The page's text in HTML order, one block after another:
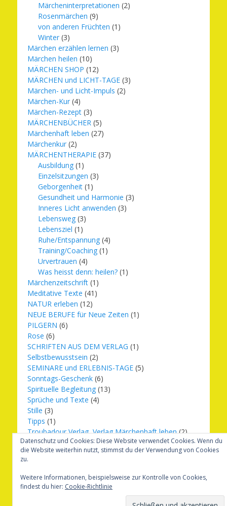
Märcheninterpretationen (2)
Rosenmärchen (9)
von anderen Früchten (1)
Winter (3)
Märchen erzählen lernen (3)
Märchen heilen (10)
MÄRCHEN SHOP (12)
MÄRCHEN und LICHT-TAGE (3)
Märchen- und Licht-Impuls (2)
Märchen-Kur (4)
Märchen-Rezept (3)
MÄRCHENBÜCHER (5)
Märchenhaft leben (27)
Märchenkur (2)
MÄRCHENTHERAPIE (37)
Ausbildung (1)
Einzelsitzungen (3)
Geborgenheit (1)
Gesundheit und Harmonie (3)
Inneres Licht anwenden (3)
Lebensweg (3)
Lebensziel (1)
Ruhe/Entspannung (4)
Training/Coaching (1)
Urvertrauen (4)
Was heisst denn: heilen? (1)
Märchenzeitschrift (1)
Meditative Texte (41)
NATUR erleben (12)
NEUE BERUFE für Neue Zeiten (1)
PILGERN (6)
Rose (6)
SCHRIFTEN AUS DEM VERLAG (1)
Selbstbewusstsein (2)
SEMINARE und ERLEBNIS-TAGE (5)
Sonntags-Geschenk (6)
Spirituelle Begleitung (13)
Sprüche und Texte (4)
Stille (3)
Tipps (1)
Troubadour Verlag, Verlag Märchenhaft leben(2)
Übungen (1)
Urbilder(20)
Verlag Märchenhaft leben
Weihnachten(16)
Datenschutz und Cookies: Diese Website verwendet Cookies. Wenn du
die Website weiterhin nutzt, stimmst du der Verwendung von Cookies
zu.
Weitere Informationen, beispielsweise zur Kontrolle von Cookies,
findest du hier: Cookie-Richtlinie